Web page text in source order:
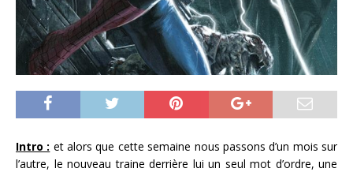
Intro : et alors que cette semaine nous passons d’un mois sur
l’autre, le nouveau traine derrière lui un seul mot d’ordre, une